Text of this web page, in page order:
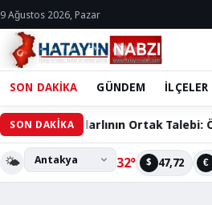
9 Ağustos 2026, Pazar
SON DAKİKA GÜNDEM İLÇELER
SON DAKİKAOrtak Talebi: Ömer
🌤️ 32° $ 47,72 €